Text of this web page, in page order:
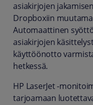
asiakirjojen
Dropboxiin
Automaattinen
asiakirjojen
käyttöönotto
hetkessä.
HP LaserJet -
tarjoamaan